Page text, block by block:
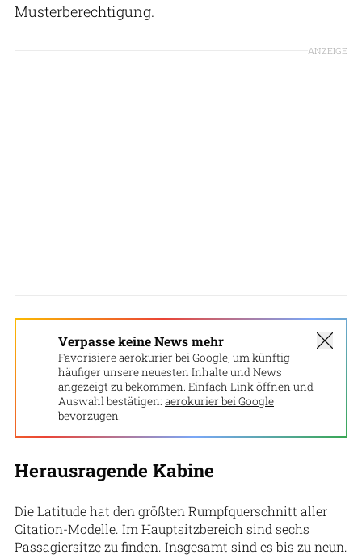
Musterberechtigung.
ANZEIGE
Verpasse keine News mehr
Favorisiere aerokurier bei Google, um künftig
häufiger unsere neuesten Inhalte und News
angezeigt zu bekommen. Einfach Link öffnen und
Auswahl bestätigen: aerokurier bei Google
bevorzugen.
Herausragende Kabine
Die Latitude hat den größten Rumpfquerschnitt aller
Citation-Modelle. Im Hauptsitzbereich sind sechs
Passagiersitze zu finden. Insgesamt sind es bis zu neun.